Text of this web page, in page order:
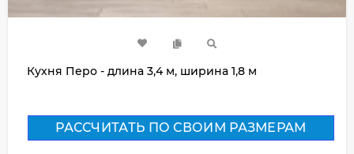
Кухня Перо - длина 3,4 м, ширина 1,8 м
РАССЧИТАТЬ ПО СВОИМ РАЗМЕРАМ